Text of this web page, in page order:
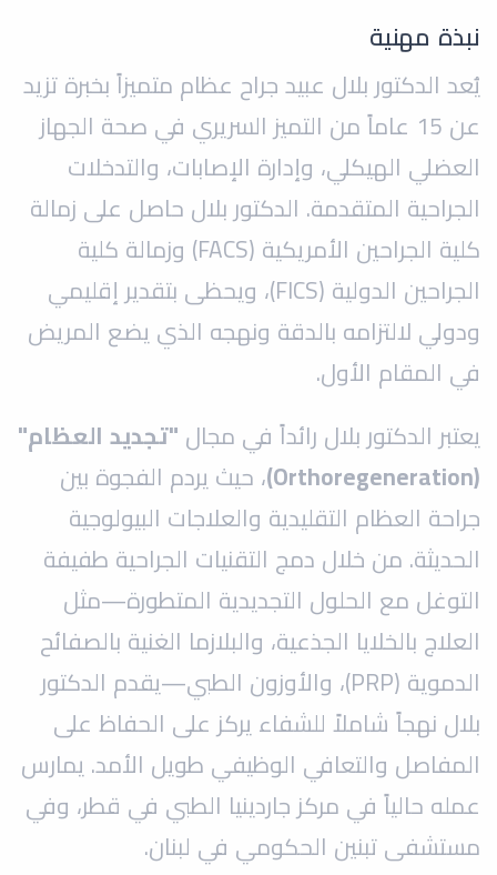
نبذة مهنية
يُعد الدكتور بلال عبيد جراح عظام متميزاً بخبرة تزيد
عن 15 عاماً من التميز السريري في صحة الجهاز
العضلي الهيكلي، وإدارة الإصابات، والتدخلات
الجراحية المتقدمة. الدكتور بلال حاصل على زمالة
كلية الجراحين الأمريكية (FACS) وزمالة كلية
الجراحين الدولية (FICS)، ويحظى بتقدير إقليمي
ودولي لالتزامه بالدقة ونهجه الذي يضع المريض
في المقام الأول.
يعتبر الدكتور بلال رائداً في مجال "تجديد العظام"
(Orthoregeneration)
، حيث يردم الفجوة بين
جراحة العظام التقليدية والعلاجات البيولوجية
الحديثة. من خلال دمج التقنيات الجراحية طفيفة
التوغل مع الحلول التجديدية المتطورة—مثل
العلاج بالخلايا الجذعية، والبلازما الغنية بالصفائح
الدموية (PRP)، والأوزون الطبي—يقدم الدكتور
بلال نهجاً شاملاً للشفاء يركز على الحفاظ على
المفاصل والتعافي الوظيفي طويل الأمد. يمارس
عمله حالياً في مركز جاردينيا الطبي في قطر، وفي
مستشفى تبنين الحكومي في لبنان.